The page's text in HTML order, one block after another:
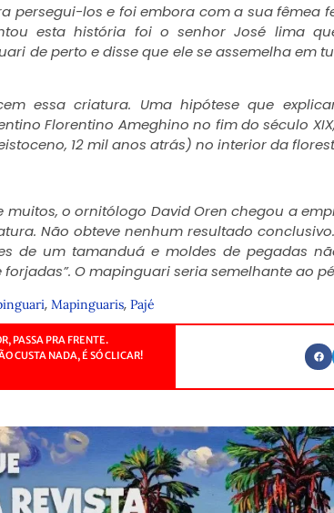
persegui-los e foi embora com a sua fêmea
esta história foi o senhor José lima
de perto e disse que ele se assemelha em
essa criatura. Uma hipótese que
Florentino Ameghino no fim do século
12 mil anos atrás) no interior da
muitos, o ornitólogo David Oren chegou a
Não obteve nenhum resultado
de um tamanduá e moldes de pegadas
O mapinguari seria semelhante ao
, Mapinguaris, Pajé
PASSA PRA FRENTE.
CUSTA NADA, É SÓ CLICAR!